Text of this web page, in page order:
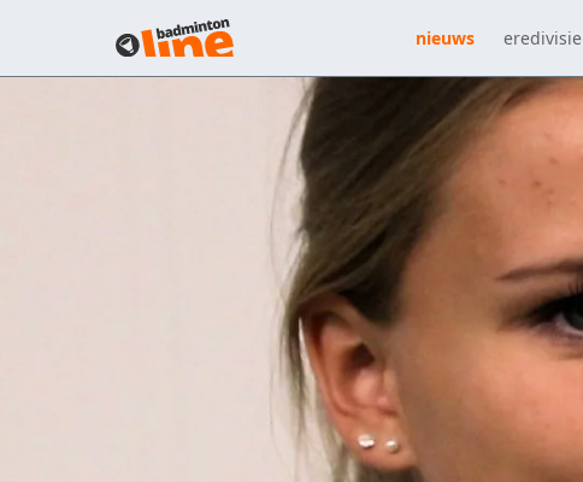
nieuws eredivisie